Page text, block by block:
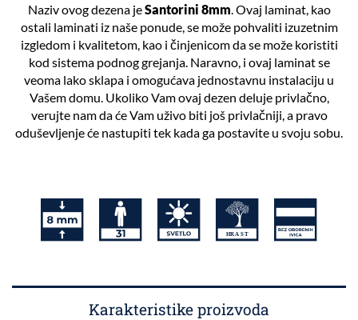
Naziv ovog dezena jeSantorini 8mm . Ovaj laminat, kao
ostali laminati iz naše ponude, se može pohvaliti izuzetnim
izgledom i kvalitetom, kao i činjenicom da se može koristiti
kod sistema podnog grejanja. Naravno, i ovaj laminat se
veoma lako sklapa i omogućava jednostavnu instalaciju u
Vašem domu. Ukoliko Vam ovaj dezen deluje privlačno,
verujte nam da će Vam uživo biti još privlačniji, a pravo
oduševljenje će nastupiti tek kada ga postavite u svoju sobu.
Karakteristike proizvoda